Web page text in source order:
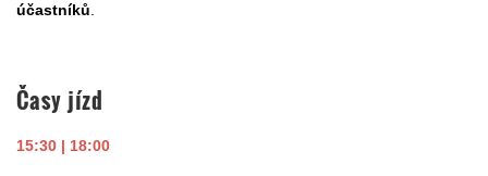
účastníků
Časy jízd
15:30 | 18:00